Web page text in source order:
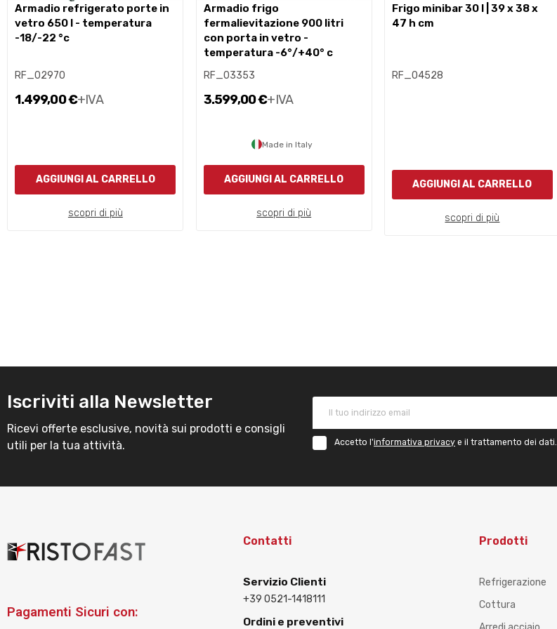
armadio refrigerato porte in
vetro 650 l - temperatura
-18/-22 °c
RF_02970
1.499,00 €+IVA
AGGIUNGI AL CARRELLO
scopri di più
armadio frigo
fermalievitazione 900 litri
con porta in vetro -
temperatura -6°/+40° c
RF_03353
3.599,00 €+IVA
Made in Italy
AGGIUNGI AL CARRELLO
scopri di più
frigo minibar 30 l | 39 x 38 x
47 h cm
RF_04528
AGGIUNGI AL CARRELLO
scopri di più
Iscriviti alla Newsletter
Ricevi offerte esclusive, novità sui prodotti e consigli
utili per la tua attività.
Accetto l'informativa privacy e il trattamento dei dati.
Pagamenti Sicuri con:
Contatti
Servizio Clienti
+39 0521-1418111
Ordini e preventivi
Prodotti
Refrigerazione
Cottura